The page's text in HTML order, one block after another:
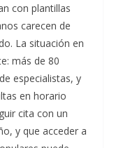
con plantillas
carecen de
La situación en
más de 80
especialistas, y
en horario
cita con un
y que acceder a